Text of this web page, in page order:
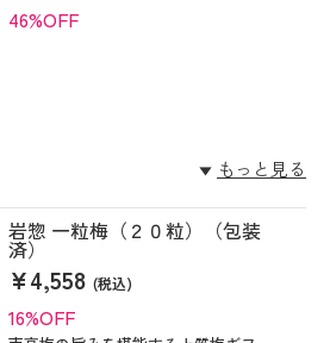
46%OFF
もっと見る
岩惣 一粒梅（２０粒）（包装
済）
¥4,558(税込)
16%OFF